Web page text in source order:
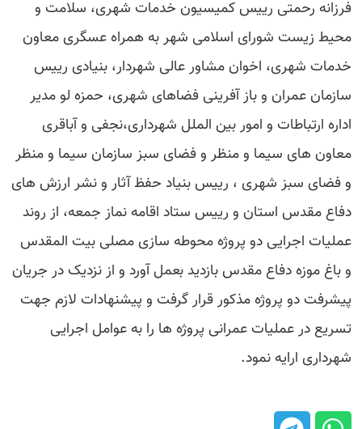
فرزانه رحمتی رییس کمیسیون خدمات شهری، سلامت و
محیط زیست شورای اسلامی شهر به همراه عسگری معاون
خدمات شهری، اخوان مشاور عالی شهردار، بنیادی رییس
سازمان عمران و باز آفرینی فضاهای شهری، حمزه لو مدیر
اداره ارتباطات و امور بین الملل شهرداری،نجفی و آباقری
معاون های سیما و منظر و فضای سبز سازمان سیما و منظر
و فضای سبز شهری ، رییس بنیاد حفظ آثار و نشر ارزش های
دفاع مقدس استان و رییس ستاد اقامه نماز جمعه، از روند
عملیات اجرایی دو پروژه محوطه سازی مصلی بیت المقدس
و باغ موزه دفاع مقدس بازدید بعمل آورد و از نزدیک در جریان
پیشرفت دو پروژه مذکور قرار گرفت و پیشنهادات لازم جهت
تسریع در عملیات عمرانی پروژه ها را به عوامل اجرایی
شهرداری ارایه نمود.